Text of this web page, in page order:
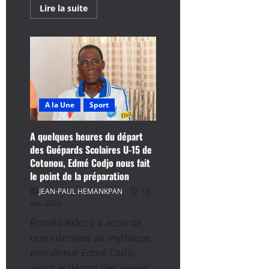
Lire la suiteEn
savoir
CAN
Scolaire
Zanzibar
2024
:
Le
Bénin
en
demi-
finales
A la Une Sport
A quelques heures du départ
des Guépards Scolaires U-15 de
Cotonou, Edmé Codjo nous fait
le point de la préparation
JEAN-PAUL HEMANKPAN
18
mai 2024
Roméo Aklozo a accordé
une interview au mythique
entraîneur Edmé Codjo